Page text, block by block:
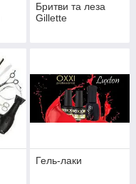
Бритви та леза
Gillette
Гель-лаки